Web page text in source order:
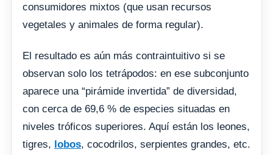
consumidores mixtos (que usan recursos
vegetales y animales de forma regular).
El resultado es aún más contraintuitivo si se
observan solo los tetrápodos: en ese subconjunto
aparece una “pirámide invertida” de diversidad,
con cerca de 69,6 % de especies situadas en
niveles tróficos superiores. Aquí están los leones,
tigres, lobos, cocodrilos, serpientes grandes, etc.